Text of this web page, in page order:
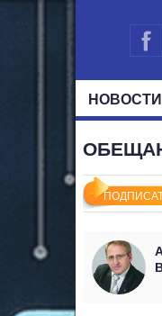
НОВОСТИ